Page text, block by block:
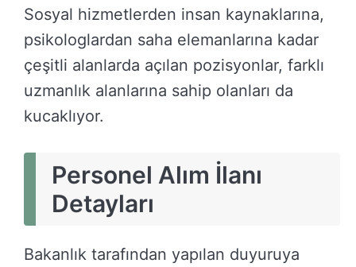
Sosyal hizmetlerden insan kaynaklarına,
psikologlardan saha elemanlarına kadar
çeşitli alanlarda açılan pozisyonlar, farklı
uzmanlık alanlarına sahip olanları da
kucaklıyor.
Personel Alım İlanı
Detayları
Bakanlık tarafından yapılan duyuruya